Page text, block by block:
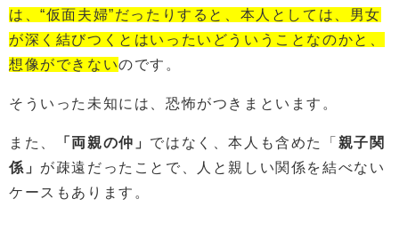
は、“仮面夫婦”だったりすると、本人としては、男女
が深く結びつくとはいったいどういうことなのかと、
想像ができないのです。
そういった未知には、恐怖がつきまといます。
また、 「両親の仲」 ではなく、本人も含めた「 親子関
係」 が疎遠だったことで、人と親しい関係を結べない
ケースもあります。